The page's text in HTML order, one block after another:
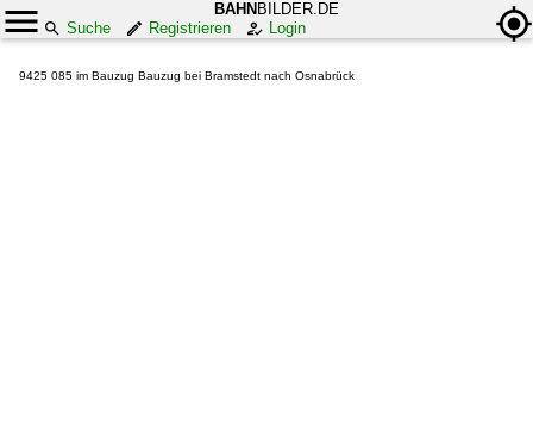
BAHN BILDER.DE
Suche
Registrieren Login
9425 085 im Bauzug Bauzug bei Bramstedt nach Osnabrück